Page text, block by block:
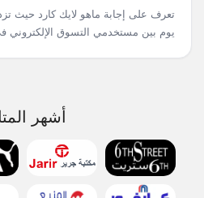
تعرف على إجابة ماهو لايك كارد حيث
يوم بين مستخدمي التسوق الإلكتروني
أشهر